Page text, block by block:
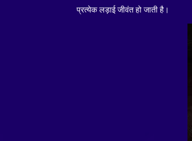
प्रत्येक लड़ाई जीवंत हो जाती है।